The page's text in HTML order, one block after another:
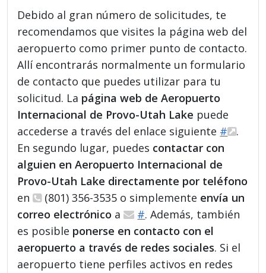
Debido al gran número de solicitudes, te
recomendamos que visites la página web del
aeropuerto como primer punto de contacto.
Allí encontrarás normalmente un formulario
de contacto que puedes utilizar para tu
solicitud. La página web de Aeropuerto
Internacional de Provo-Utah Lake puede
accederse a través del enlace siguiente #
.
En segundo lugar, puedes contactar con
alguien en Aeropuerto Internacional de
Provo-Utah Lake directamente por teléfono
en
(801) 356-3535 o simplemente envía un
correo electrónico a #. Además, también
es posible ponerse en contacto con el
aeropuerto a través de redes sociales. Si el
aeropuerto tiene perfiles activos en redes